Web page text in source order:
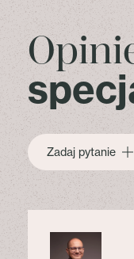
Zadaj pytanie